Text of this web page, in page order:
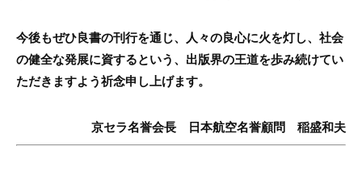
今後もぜひ良書の刊行を通じ、人々の良心に火を灯し、社会
の健全な発展に資するという、出版界の王道を歩み続けてい
ただきますよう祈念申し上げます。
京セラ名誉会長 日本航空名誉顧問 稲盛和夫